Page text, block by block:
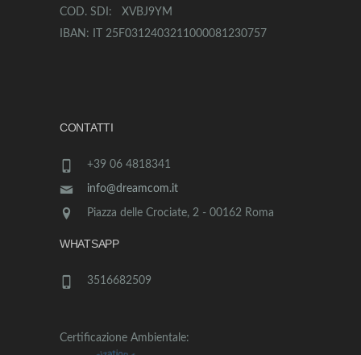
COD. SDI: XVBJ9YM
IBAN: IT 25F0312403211000081230757
CONTATTI
+39 06 4818341
info@dreamcom.it
Piazza delle Crociate, 2 - 00162 Roma
WHATSAPP
3516682509
Certificazione Ambientale: